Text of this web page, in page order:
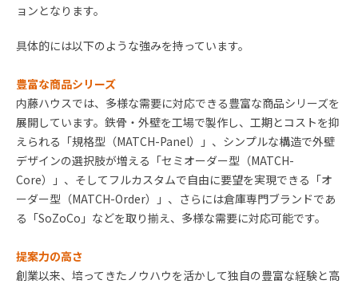
ョンとなります。
具体的には以下のような強みを持っています。
豊富な商品シリーズ
内藤ハウスでは、多様な需要に対応できる豊富な商品シリーズを
展開しています。鉄骨・外壁を工場で製作し、工期とコストを抑
えられる「規格型（MATCH-Panel）」、シンプルな構造で外壁
デザインの選択肢が増える「セミオーダー型（MATCH-
Core）」、そしてフルカスタムで自由に要望を実現できる「オ
ーダー型（MATCH-Order）」、さらには倉庫専門ブランドであ
る「SoZoCo 」などを取り揃え、多様な需要に対応可能です。
提案力の高さ
創業以来、培ってきたノウハウを活かして独自の豊富な経験と高